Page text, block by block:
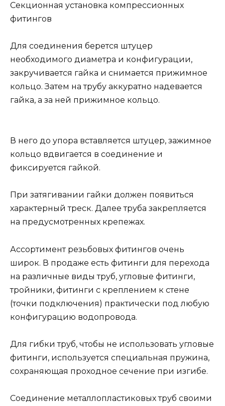
Секционная установка компрессионных
фитингов
Для соединения берется штуцер
необходимого диаметра и конфигурации,
закручивается гайка и снимается прижимное
кольцо. Затем на трубу аккуратно надевается
гайка, а за ней прижимное кольцо.
В него до упора вставляется штуцер, зажимное
кольцо вдвигается в соединение и
фиксируется гайкой.
При затягивании гайки должен появиться
характерный треск. Далее труба закрепляется
на предусмотренных крепежах.
Ассортимент резьбовых фитингов очень
широк. В продаже есть фитинги для перехода
на различные виды труб, угловые фитинги,
тройники, фитинги с креплением к стене
(точки подключения) практически под любую
конфигурацию водопровода.
Для гибки труб, чтобы не использовать угловые
фитинги, используется специальная пружина,
сохраняющая проходное сечение при изгибе.
Соединение металлопластиковых труб своими